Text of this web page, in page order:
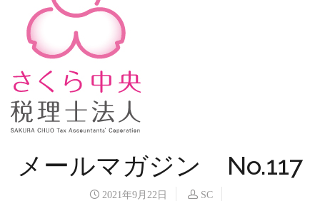
メールマガジン No.117
2021年9月22日
SC